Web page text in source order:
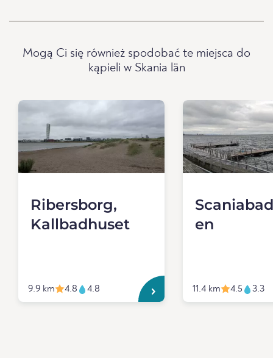
Mogą Ci się również spodobać te miejsca do
kąpieli w Skania län
Ribersborg,
Kallbadhuset
9.9 km 4.8 4.8
en
11.4 km 4.5 3.3